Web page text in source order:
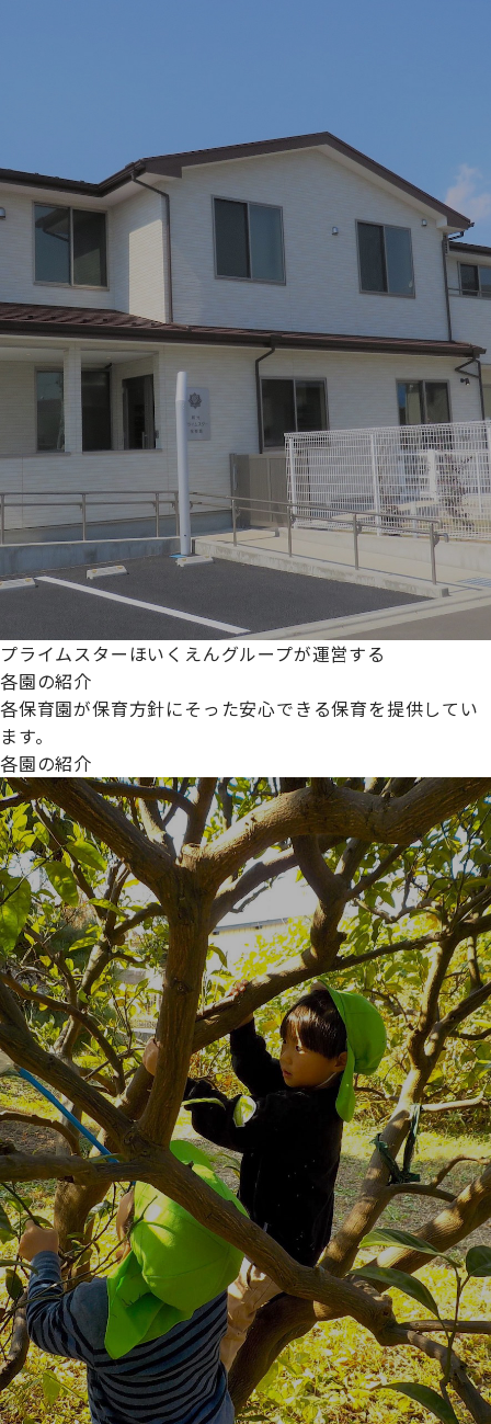
プライムスターほいくえんグループが運営する
各園の紹介
各保育園が保育方針にそった安心できる保育を提供してい
ます。
各園の紹介